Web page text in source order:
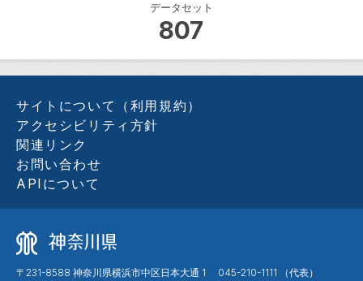
データセット
807
サイトについて（利用規約）
アクセシビリティ方針
関連リンク
お問い合わせ
APIについて
〒231-8588 神奈川県横浜市中区日本大通 1 045-210-1111 （代表）